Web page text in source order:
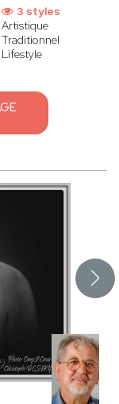
3 styles
Artistique
Traditionnel
Lifestyle